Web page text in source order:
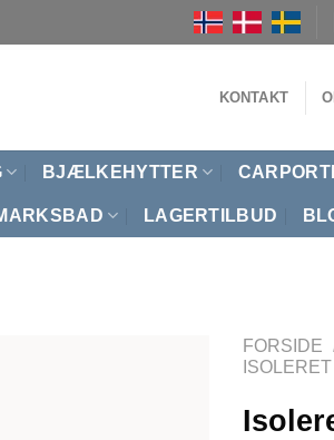
KONTAKT
BJÆLKEHYTTER
LAGERTILBUD
FORSIDE
ISOLERET